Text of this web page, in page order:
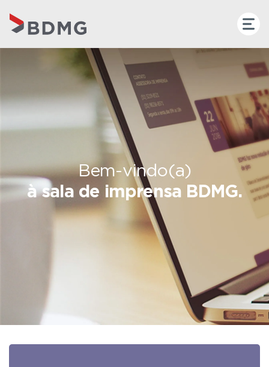
Bem-vindo(a)
à sala de imprensa BDMG.